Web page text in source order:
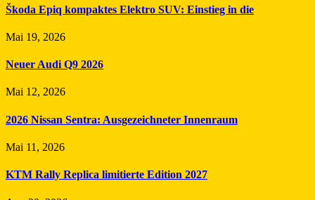
Škoda Epiq kompaktes Elektro SUV: Einstieg in die
Mai 19, 2026
Neuer Audi Q9 2026
Mai 12, 2026
2026 Nissan Sentra: Ausgezeichneter Innenraum
Mai 11, 2026
KTM Rally Replica limitierte Edition 2027